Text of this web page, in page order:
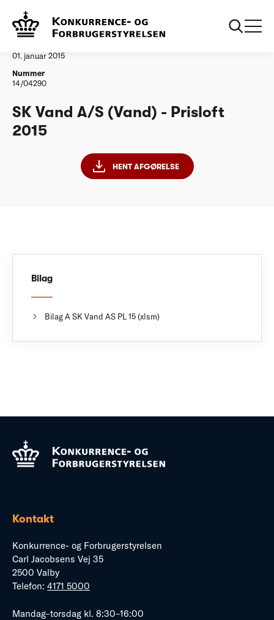
Vandtilsyn
01. januar 2015
Nummer
14/04290
SK Vand A/S (Vand) - Prisloft
2015
HENT AFGØRELSE
Bilag
Bilag A SK Vand AS PL 15 (xlsm)
Kontakt
Konkurrence- og Forbrugerstyrelsen
Carl Jacobsens Vej 35
2500 Valby
Telefon: 4171 5000
Mandag–torsdag kl. 8:30–16:00